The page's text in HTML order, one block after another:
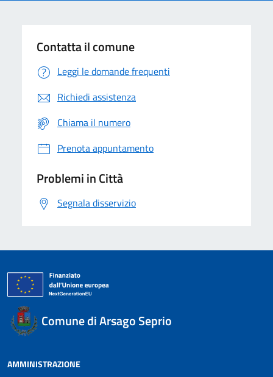
Contatta il comune
Leggi le domande frequenti
Richiedi assistenza
Chiama il numero
Prenota appuntamento
Problemi in Città
Segnala disservizio
Comune di Arsago Seprio
AMMINISTRAZIONE